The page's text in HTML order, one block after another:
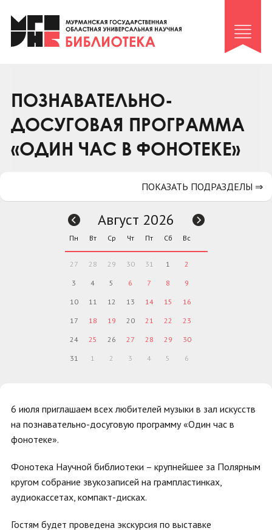
Клуб «Гиря и сельдерей»
Клуб «Семейный архив»
Коллегам
Контакты
ПОЗНАВАТЕЛЬНО-
ДОСУГОВАЯ ПРОГРАММА
«ОДИН ЧАС В ФОНОТЕКЕ»
6 июля приглашаем всех любителей музыки в зал искусств
на познавательно-досуговую программу «Один час в
фонотеке».
Фонотека Научной библиотеки – крупнейшее за Полярным
кругом собрание звукозаписей на грампластинках,
аудиокассетах, компакт-дисках.
Гостям будет проведена экскурсия по выставке
ПОКАЗАТЬ ПОДРАЗДЕЛЫ ⇒
Август 2026
Пн Вт Ср Чт Пт Сб Вс
27 28 29 30 31 1 2
3 4 5 6 7 8 9
10 11 12 13 14 15 16
17 18 19 20 21 22 23
24 25 26 27 28 29 30
31 1 2 3 4 5 6